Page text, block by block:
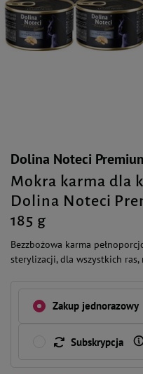
Dolina Noteci
Mokra karma dla
Dolina Noteci
185 g
Bezzbożowa karma
sterylizacji, dla wszystkich
Zakup jednorazowy
Subskrypcja